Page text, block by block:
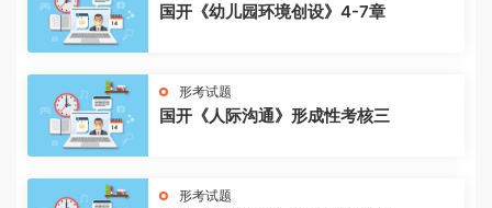
国开《幼儿园环境创设》4-7章
形考试题
国开《人际沟通》形成性考核三
形考试题